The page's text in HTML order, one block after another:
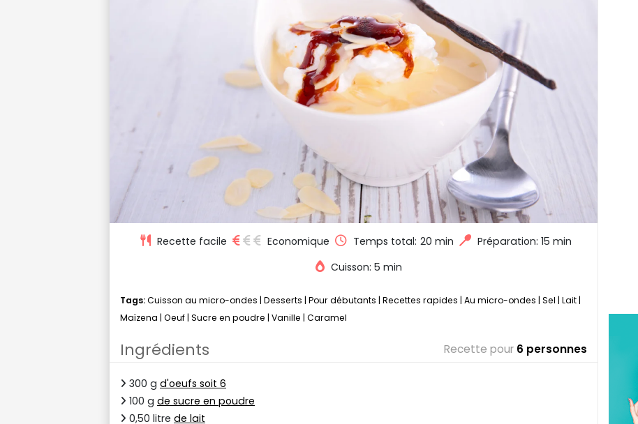
Recette facile Economique Temps total: 20 min
Préparation: 15 min
Cuisson: 5 min
Tags:Cuisson au micro-ondes | Desserts | Pour débutants | Recettes rapides | Au micro-ondes | Sel | Lait |
Maïzena | Oeuf | Sucre en poudre | Vanille | Caramel
Ingrédients Recette pour 6 personnes
300 g d'oeufs soit 6
100 g de sucre en poudre
0,50 litre de lait